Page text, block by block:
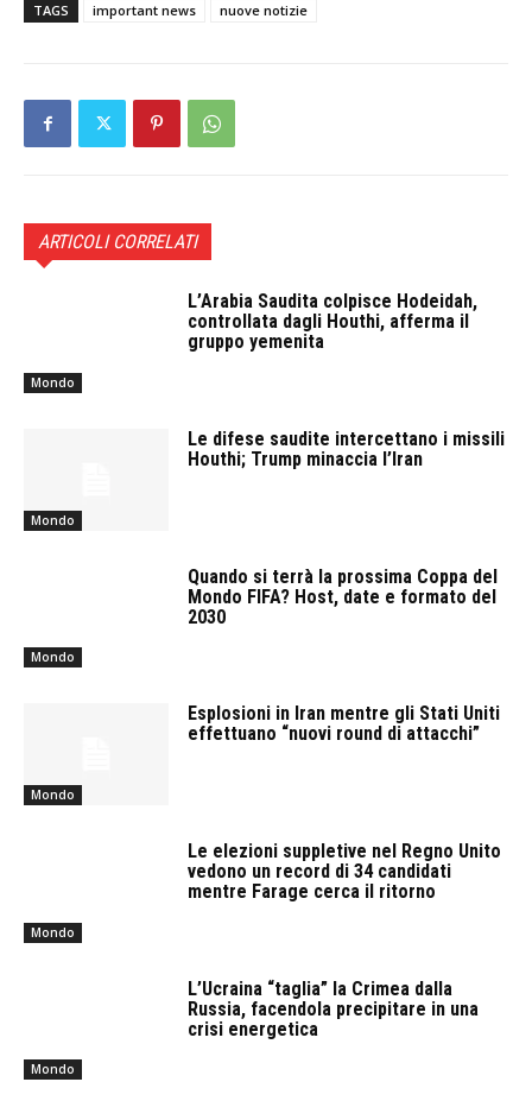
TAGS important news nuove notizie
ARTICOLI CORRELATI
Mondo
L’Arabia Saudita colpisce Hodeidah,
controllata dagli Houthi, afferma il
gruppo yemenita
Mondo
Le difese saudite intercettano i missili
Houthi; Trump minaccia l’Iran
Mondo
Quando si terrà la prossima Coppa del
Mondo FIFA? Host, date e formato del
2030
Mondo
Esplosioni in Iran mentre gli Stati Uniti
effettuano “nuovi round di attacchi”
Mondo
Le elezioni suppletive nel Regno Unito
vedono un record di 34 candidati
mentre Farage cerca il ritorno
Mondo
L’Ucraina “taglia” la Crimea dalla
Russia, facendola precipitare in una
crisi energetica